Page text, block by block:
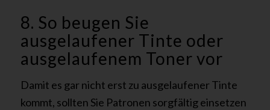
8. So beugen Sie
ausgelaufener Tinte oder
ausgelaufenem Toner vor
Damit es gar nicht erst zu ausgelaufener Tinte
kommt, sollten Sie Patronen sorgfältig einsetzen